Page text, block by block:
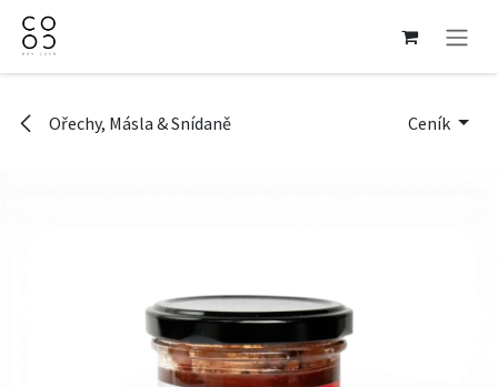
Přejít na obsah
Ořechy, Másla & Snídaně Ceník